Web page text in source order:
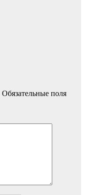
Обязательные поля